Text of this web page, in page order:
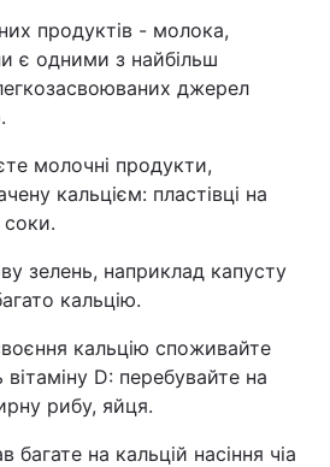
продуктів - молока,
є одними з найбільш
джерел
молочні продукти,
кальцієм: пластівці на
соки.
зелень, наприклад капусту
кальцію.
кальцію споживайте
вітаміну D: перебувайте на
рибу, яйця.
на кальцій насіння чіа